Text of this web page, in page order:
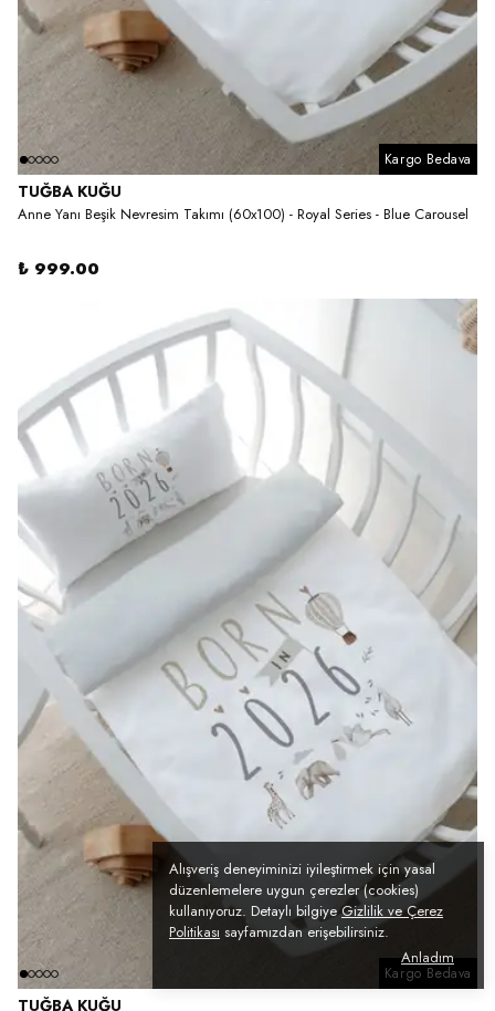
Alışveriş deneyiminizi iyileştirmek için yasal
düzenlemelere uygun çerezler (cookies)
kullanıyoruz. Detaylı bilgiyeGizlilik ve Çerez
Politikası sayfamızdan erişebilirsiniz.
Anladım
Kargo Bedava
TUĞBA KUĞU
Anne Yanı Beşik Nevresim Takımı (60x100) - Royal Series - Blue Carousel
₺ 999.00
Kargo Bedava
TUĞBA KUĞU